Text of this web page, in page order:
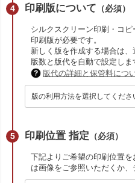
印刷版について （必須）
シルクスクリーン印刷・コ
印刷版が必要です。
新しく版を作成する場合は
版数と版代を自動で設定しま
版代の詳細と保管料につ
印刷位置 指定 （必須）
下記よりご希望の印刷位置
は画像をご参照いただくか、